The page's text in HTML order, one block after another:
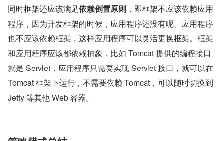
同时框架还应该满足依赖倒置原则 ，即框架不应该依赖应用
程序，因为开发框架的时候，应用程序还没有呢。应用程序
也不应该依赖框架，这样应用程序可以灵活更换框架。框架
和应用程序应该都依赖抽象，比如 Tomcat 提供的编程接口
就是 Servlet，应用程序只需要实现 Servlet 接口，就可以在
Tomcat 框架下运行，不需要依赖 Tomcat，可以随时切换到
Jetty 等其他 Web 容器。